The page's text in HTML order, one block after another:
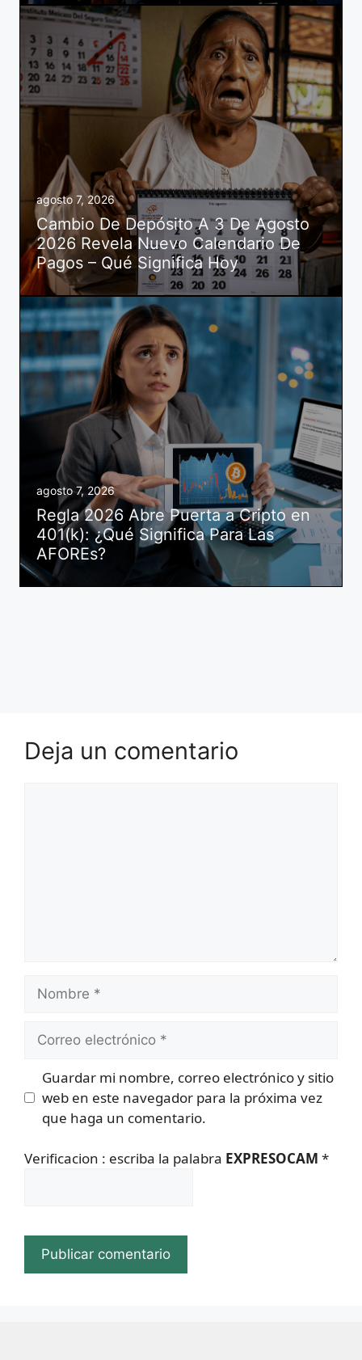
agosto 7, 2026
Cambio De Depósito A 3 De Agosto
2026 Revela Nuevo Calendario De
Pagos – Qué Significa Hoy
agosto 7, 2026
Regla 2026 Abre Puerta a Cripto en
401(k): ¿Qué Significa Para Las
AFOREs?
Deja un comentario
electrónico
Guardar mi nombre, correo electrónico y sitio
web en este navegador para la próxima vez
que haga un comentario.
Verificacion : escriba la palabra EXPRESOCAM *